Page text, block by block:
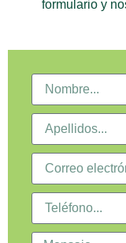
formulario y